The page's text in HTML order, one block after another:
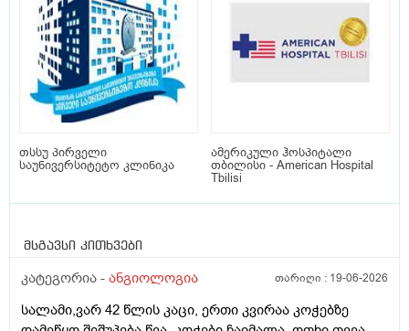
თსსუ პირველი
საუნივერსიტეტო კლინიკა
ამერიკული ჰოსპიტალი
თბილისი - American Hospital
Tbilisi
მსგავსი კითხვები
კატეგორია - ანგიოლოგია თარიღი : 19-06-2026
სალამი,ვარ 42 წლის კაცი, ერთი კვირაა კოჭებზე